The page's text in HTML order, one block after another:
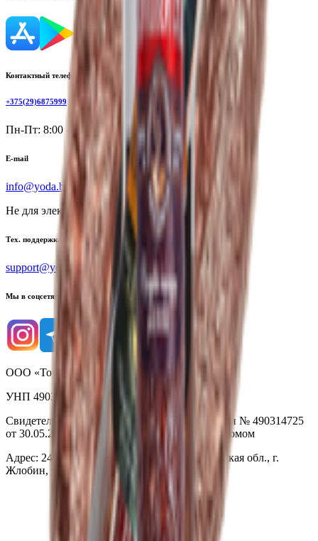
Контактный телефон
+375(29)6875999
Пн-Пт: 8:00 - 17:00
E-mail
info@yoda.by
Не для электронных обращений
Тех. поддержка
support@yoda.by
Мы в соцсетях
ООО «Торговая сеть «Продмир»
УНП 490314725
Свидетельство о государственной регистрации № 490314725
от 30.05.2003г выдано Гомельским облисполкомом
Адрес: 247210, Республика Беларусь, Гомельская обл., г.
Жлобин, ул. Козлова 2-А